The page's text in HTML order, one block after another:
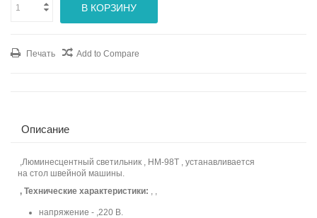
В КОРЗИНУ
Печать Add to Compare
Описание
,Люминесцентный светильник , HM-98T , устанавливается
на стол швейной машины.
, Технические характеристики: , ,
напряжение - ,220 В.